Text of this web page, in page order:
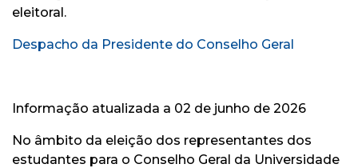
eleitoral.
Despacho da Presidente do Conselho Geral
Informação atualizada a 02 de junho de 2026
No âmbito da eleição dos representantes dos
estudantes para o Conselho Geral da Universidade